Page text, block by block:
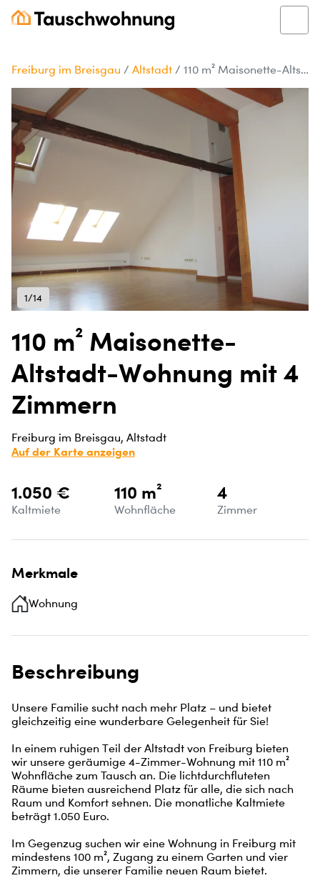
Freiburg im Breisgau / Altstadt / 110 m² Maisonette-Altstadt-Wohnung mit 4 Zimmern
1/14
110 m² Maisonette-
Altstadt-Wohnung mit 4
Zimmern
Freiburg im Breisgau, Altstadt
Auf der Karte anzeigen
1.050 €
Kaltmiete
110 m²
Wohnfläche
4
Zimmer
Merkmale
Wohnung
Beschreibung
Unsere Familie sucht nach mehr Platz – und bietet
gleichzeitig eine wunderbare Gelegenheit für Sie!
In einem ruhigen Teil der Altstadt von Freiburg bieten
wir unsere geräumige 4-Zimmer-Wohnung mit 110 m²
Wohnfläche zum Tausch an. Die lichtdurchfluteten
Räume bieten ausreichend Platz für alle, die sich nach
Raum und Komfort sehnen. Die monatliche Kaltmiete
beträgt 1.050 Euro.
Im Gegenzug suchen wir eine Wohnung in Freiburg mit
mindestens 100 m², Zugang zu einem Garten und vier
Zimmern, die unserer Familie neuen Raum bietet.